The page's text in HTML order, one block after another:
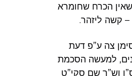
שאין הכרח שחומרא
– קשה ליזהר.
צה ע”פ דעת
למעשה הסכמת
וש”ך שם סקי”ט